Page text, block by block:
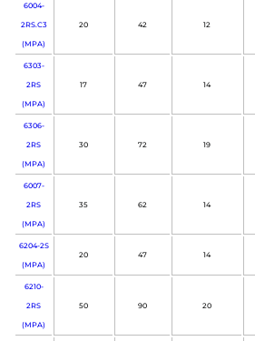
6004-
2RS.C3
(MPA)
20 42 12
6303-
2RS
(MPA)
17 47 14
6306-
2RS
(MPA)
30 72 19
6007-
2RS
(MPA)
35 62 14
6204-2S
(MPA)
20 47 14
6210-
2RS
(MPA)
50 90 20